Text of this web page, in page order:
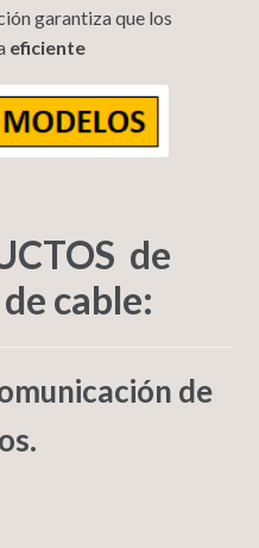
garantiza que los
eficiente
de
cable:
de